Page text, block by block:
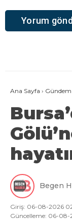
Ana Sayfa › Gündem
Begen
Giriş: 06-08-2026
Güncelleme: 06-